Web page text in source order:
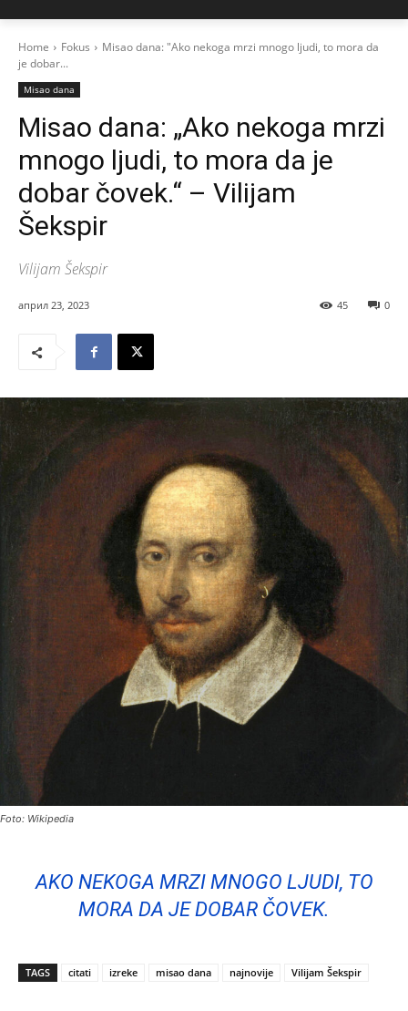
Home Fokus
Misao dana: "Ako nekoga mrzi mnogo ljudi, to mora da
je dobar...
Misao dana
Misao dana: „Ako nekoga mrzi
mnogo ljudi, to mora da je
dobar čovek.“ – Vilijam
Šekspir
Vilijam Šekspir
април 23, 2023 0
45
Foto: Wikipedia
AKO NEKOGA MRZI MNOGO LJUDI, TO
MORA DA JE DOBAR ČOVEK.
TAGS citati izreke misao dana najnovije Vilijam Šekspir